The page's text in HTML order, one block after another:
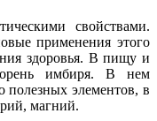
свойствами.
применения этого
здоровья. В пищу и
имбиря. В нем
элементов, в
магний.